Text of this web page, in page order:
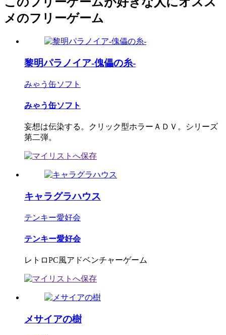
メのフリーゲーム
黎明パラノイア-傀儡の糸-
みゃう缶ソフト
みゃう缶ソフト
妄想は伝染する。クリック型ホラーＡＤＶ。シリーズ
第二弾。
キャラグラハウス
テンキー愛好会
テンキー愛好会
レトロPC風アドベンチャーゲーム
メサイアの樹